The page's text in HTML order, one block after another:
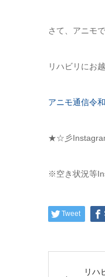
さて、アニモ
リハビリにお
アニモ通信令
★☆彡
※空き状況等
Tweet
リハ